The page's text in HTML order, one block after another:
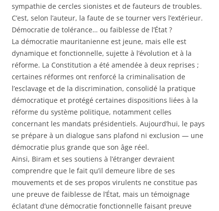
sympathie de cercles sionistes et de fauteurs de troubles.
C’est, selon l’auteur, la faute de se tourner vers l’extérieur.
Démocratie de tolérance… ou faiblesse de l’État ?
La démocratie mauritanienne est jeune, mais elle est
dynamique et fonctionnelle, sujette à l’évolution et à la
réforme. La Constitution a été amendée à deux reprises ;
certaines réformes ont renforcé la criminalisation de
l’esclavage et de la discrimination, consolidé la pratique
démocratique et protégé certaines dispositions liées à la
réforme du système politique, notamment celles
concernant les mandats présidentiels. Aujourd’hui, le pays
se prépare à un dialogue sans plafond ni exclusion — une
démocratie plus grande que son âge réel.
Ainsi, Biram et ses soutiens à l’étranger devraient
comprendre que le fait qu’il demeure libre de ses
mouvements et de ses propos virulents ne constitue pas
une preuve de faiblesse de l’État, mais un témoignage
éclatant d’une démocratie fonctionnelle faisant preuve